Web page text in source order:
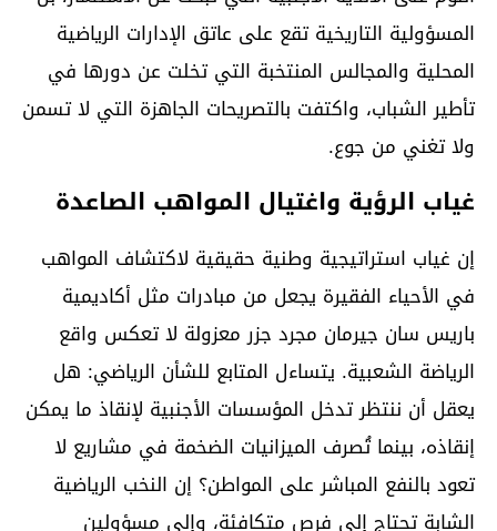
المسؤولية التاريخية تقع على عاتق الإدارات الرياضية
المحلية والمجالس المنتخبة التي تخلت عن دورها في
تأطير الشباب، واكتفت بالتصريحات الجاهزة التي لا تسمن
ولا تغني من جوع.
غياب الرؤية واغتيال المواهب الصاعدة
إن غياب استراتيجية وطنية حقيقية لاكتشاف المواهب
في الأحياء الفقيرة يجعل من مبادرات مثل أكاديمية
باريس سان جيرمان مجرد جزر معزولة لا تعكس واقع
الرياضة الشعبية. يتساءل المتابع للشأن الرياضي: هل
يعقل أن ننتظر تدخل المؤسسات الأجنبية لإنقاذ ما يمكن
إنقاذه، بينما تُصرف الميزانيات الضخمة في مشاريع لا
تعود بالنفع المباشر على المواطن؟ إن النخب الرياضية
الشابة تحتاج إلى فرص متكافئة، وإلى مسؤولين